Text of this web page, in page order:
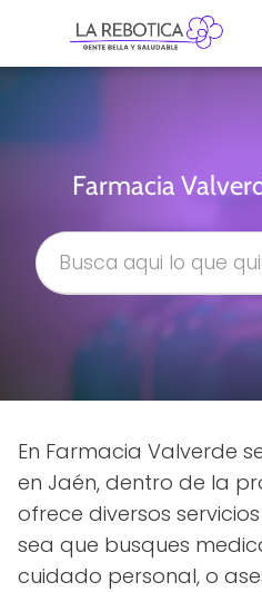
Farmacia
En Farmacia Valverde
en Jaén, dentro de la
ofrece diversos
sea que busques
cuidado personal, o